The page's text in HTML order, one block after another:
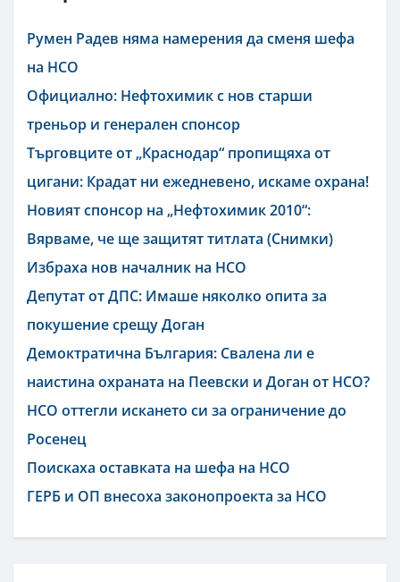
Румен Радев няма намерения да сменя шефа
на НСО
Официално: Нефтохимик с нов старши
треньор и генерален спонсор
Търговците от „Краснодар“ пропищяха от
цигани: Крадат ни ежедневено, искаме охрана!
Новият спонсор на „Нефтохимик 2010“:
Вярваме, че ще защитят титлата (Снимки)
Избраха нов началник на НСО
Депутат от ДПС: Имаше няколко опита за
покушение срещу Доган
Демоктратична България: Свалена ли е
наистина охраната на Пеевски и Доган от НСО?
НСО оттегли искането си за ограничение до
Росенец
Поискаха оставката на шефа на НСО
ГЕРБ и ОП внесоха законопроекта за НСО